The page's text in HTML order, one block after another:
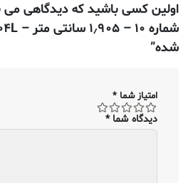
اولین کسی باشید که دیدگاهی می
شده”
امتیاز شما *
دیدگاه شما*